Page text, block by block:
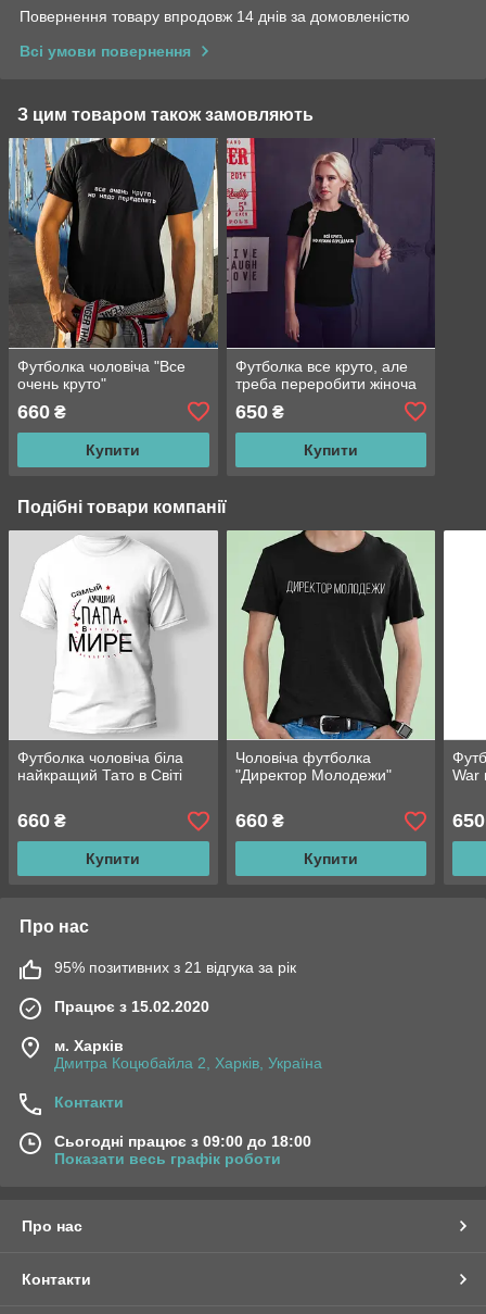
Повернення товару впродовж 14 днів за домовленістю
Всі умови повернення
З цим товаром також замовляють
Футболка чоловіча "Все
очень круто"
660 ₴
Купити
Футболка все круто, але
треба переробити жіноча
650₴
Купити
Подібні товари компанії
Футболка чоловіча біла
найкращий Тато в Світі
660 ₴
Купити
Чоловіча футболка
"Директор Молодежи"
660₴
Купити
War
650
Про нас
95% позитивних з 21 відгука за рік
Працює з 15.02.2020
м. Харків
Дмитра Коцюбайла 2, Харків, Україна
Контакти
Сьогодні працює з 09:00 до 18:00
Показати весь графік роботи
Про нас
Контакти